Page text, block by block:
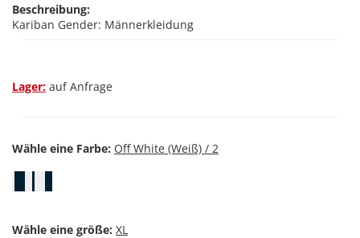
Beschreibung:
Kariban Gender: Männerkleidung
Lager: auf Anfrage
Wähle eine Farbe:
Wähle eine größe: